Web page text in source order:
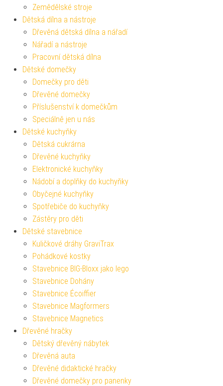
Zemědělské stroje
Dětská dílna a nástroje
Dřevěná dětská dílna a nářadí
Nářadí a nástroje
Pracovní dětská dílna
Dětské domečky
Domečky pro děti
Dřevěné domečky
Příslušenství k domečkům
Speciálně jen u nás
Dětské kuchyňky
Dětská cukrárna
Dřevěné kuchyňky
Elektronické kuchyňky
Nádobí a doplňky do kuchyňky
Obyčejné kuchyňky
Spotřebiče do kuchyňky
Zástěry pro děti
Dětské stavebnice
Kuličkové dráhy GraviTrax
Pohádkové kostky
Stavebnice BIG-Bloxx jako lego
Stavebnice Dohány
Stavebnice Écoiffier
Stavebnice Magformers
Stavebnice Magnetics
Dřevěné hračky
Dětský dřevěný nábytek
Dřevěná auta
Dřevěné didaktické hračky
Dřevěné domečky pro panenky